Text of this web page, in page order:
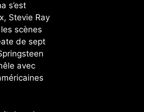
s’est
Stevie Ray
scènes
de sept
avec